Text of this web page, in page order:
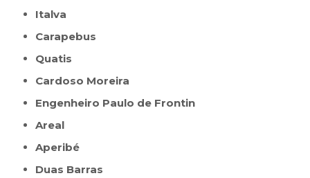
Italva
Carapebus
Quatis
Cardoso Moreira
Engenheiro Paulo de Frontin
Areal
Aperibé
Duas Barras